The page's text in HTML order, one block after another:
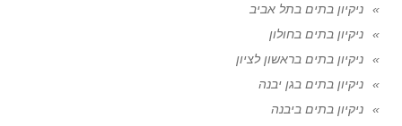
ניקיון בתים בתל אביב
ניקיון בתים בחולון
ניקיון בתים בראשון לציון
ניקיון בתים בגן יבנה
ניקיון בתים ביבנה